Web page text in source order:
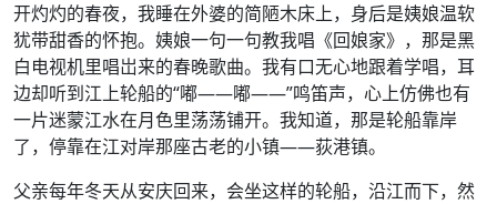
开灼灼的春夜，我睡在外婆的简陋木床上，身后是姨娘温软
犹带甜香的怀抱。姨娘一句一句教我唱《回娘家》，那是黑
白电视机里唱岀来的春晚歌曲。我有口无心地跟着学唱，耳
边却听到江上轮船的“嘟——嘟——”鸣笛声，心上仿佛也有
一片迷蒙江水在月色里荡荡铺开。我知道，那是轮船靠岸
了，停靠在江对岸那座古老的小镇——荻港镇。
父亲每年冬天从安庆回来，会坐这样的轮船，沿江而下，然